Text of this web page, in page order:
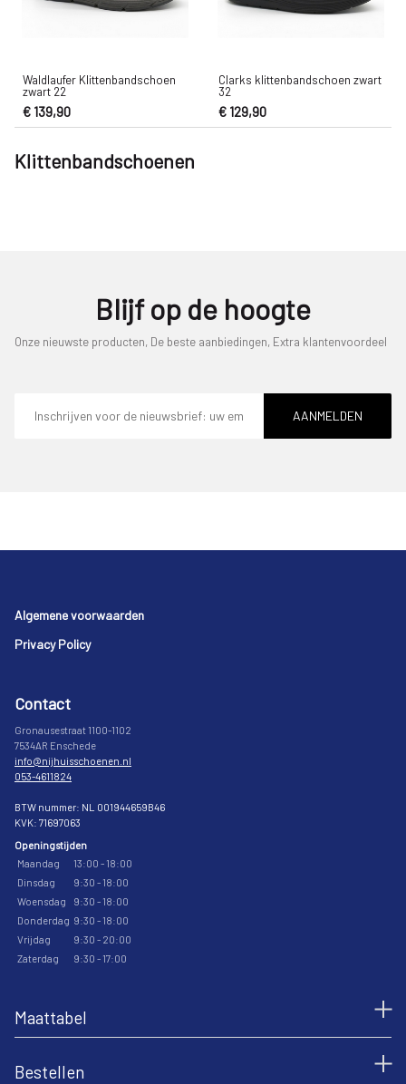
Waldlaufer Klittenbandschoen
zwart 22
€ 139,90
Clarks klittenbandschoen zwart
32
€ 129,90
Klittenbandschoenen
Blijf op de hoogte
Onze nieuwste producten, De beste aanbiedingen, Extra klantenvoordeel
mailadres
AANMELDEN
Footer
Algemene voorwaarden
Privacy Policy
Contact
Gronausestraat 1100-1102
7534AR Enschede
info@nijhuisschoenen.nl
053-4611824
BTW nummer: NL 001944659B46
KVK: 71697063
Openingstijden
Maandag
13:00 - 18:00
Dinsdag
9:30 - 18:00
Woensdag
9:30 - 18:00
Donderdag 9:30 - 18:00
Vrijdag
9:30 - 20:00
Zaterdag
9:30 - 17:00
Maattabel
Bestellen